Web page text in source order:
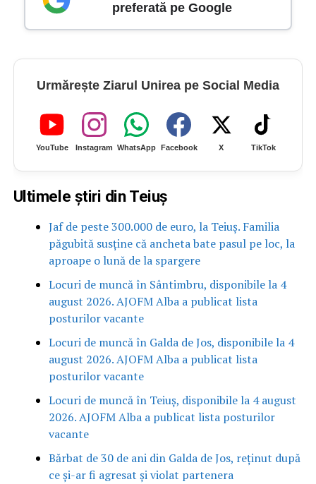
preferată pe Google
Urmărește Ziarul Unirea pe Social Media
YouTube Instagram WhatsApp Facebook X TikTok
Ultimele știri din Teiuș
Jaf de peste 300.000 de euro, la Teiuș. Familia
păgubită susține că ancheta bate pasul pe loc, la
aproape o lună de la spargere
Locuri de muncă în Sântimbru, disponibile la 4
august 2026. AJOFM Alba a publicat lista
posturilor vacante
Locuri de muncă în Galda de Jos, disponibile la 4
august 2026. AJOFM Alba a publicat lista
posturilor vacante
Locuri de muncă în Teiuș, disponibile la 4 august
2026. AJOFM Alba a publicat lista posturilor
vacante
Bărbat de 30 de ani din Galda de Jos, reținut după
ce și-ar fi agresat și violat partenera